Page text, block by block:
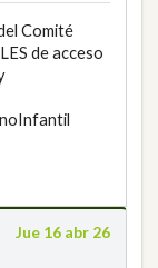
Comité
de acceso
Jue 16 abr 26